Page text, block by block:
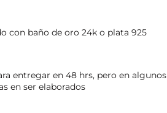
con baño de oro 24k o plata 925
entregar en 48 hrs, pero en algunos
en ser elaborados